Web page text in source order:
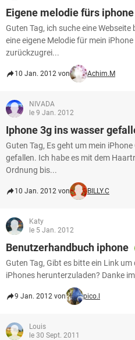
Eigene melodie fürs
Guten Tag, ich suche eine
eine eigene Melodie für mein
zurückzugrei...
10 Jan. 2012 von Achim.M
NIVADA
le 9 Jan. 2012
Iphone 3g ins wasser
Guten Tag, Es geht um mein
gefallen. Ich habe es mit dem
Ordnung bis...
10 Jan. 2012 von BILLY.C
Katy
le 5 Jan. 2012
Benutzerhandbuch iphone
Guten Tag, Gibt es bitte ein Link
iPhones herunterzuladen? Danke
9 Jan. 2012 von pico.l
Louis
le 30 Sept. 2011